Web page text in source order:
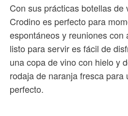
Con sus prácticas botellas de
Crodino es perfecto para
espontáneos y reuniones con
listo para servir es fácil de
una copa de vino con hielo y
rodaja de naranja fresca para
perfecto.